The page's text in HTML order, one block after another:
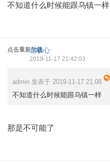
不知道什么时候能跟乌镇一样
点击重新加载
北极心
2019-11-17 21:42:03
admin 发表于 2019-11-17 21:08
不知道什么时候能跟乌镇一样
那是不可能了